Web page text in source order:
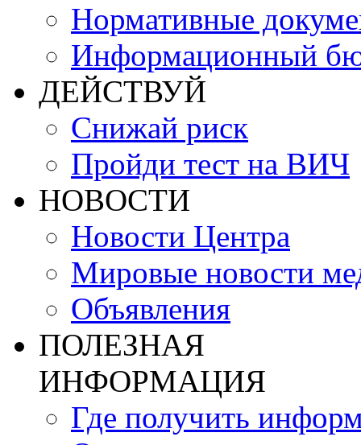
Нормативные
Информационный
ДЕЙСТВУЙ
Снижай риск
Пройди тест на ВИЧ
НОВОСТИ
Новости Центра
Мировые новости
Объявления
ПОЛЕЗНАЯ
ИНФОРМАЦИЯ
Где получить